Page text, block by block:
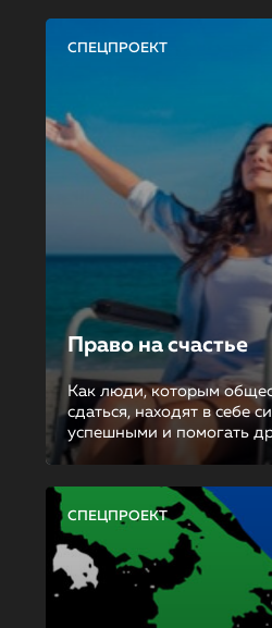
СПЕЦПРОЕКТ
Право на счастье
Как люди, которым
сдаться, находят в себе
успешными и помогать
СПЕЦПРОЕКТ